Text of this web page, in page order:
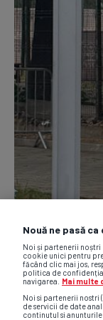
Nouă ne pasă
Noi și partenerii noștri
cookie unici pentru
făcând clic mai jos,
politica de
navigarea.
Mai multe
Noi si partenerii nostri
de servicii de date
continutul si